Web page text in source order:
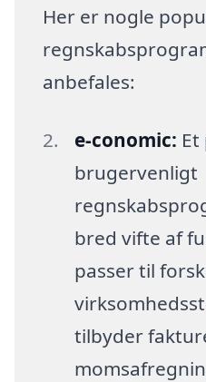
Her er nogle
anbefales:
e-conomic:
brugervenligt
bred vifte af
passer til
tilbyder